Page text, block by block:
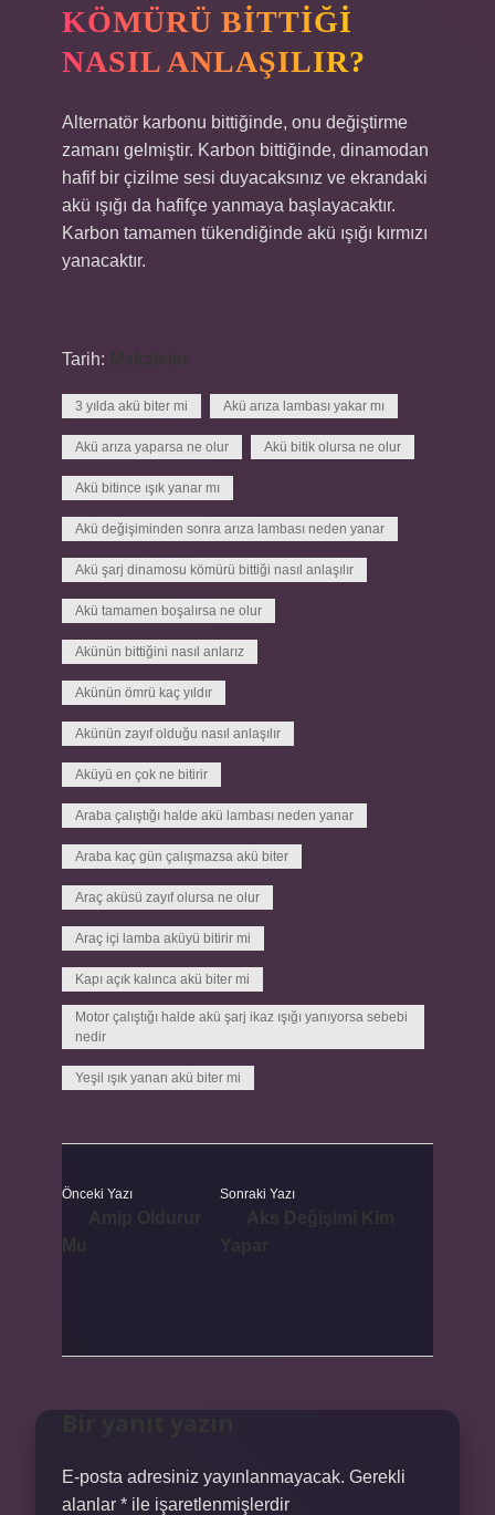
KÖMÜRÜ BITTIĞI
NASIL ANLAŞILIR?
Alternatör karbonu bittiğinde, onu değiştirme
zamanı gelmiştir. Karbon bittiğinde, dinamodan
hafif bir çizilme sesi duyacaksınız ve ekrandaki
akü ışığı da hafifçe yanmaya başlayacaktır.
Karbon tamamen tükendiğinde akü ışığı kırmızı
yanacaktır.
Tarih:
3 yılda akü biter mi Akü arıza lambası yakar mı
Akü arıza yaparsa ne olur Akü bitik olursa ne olur
Akü bitince ışık yanar mı
Akü değişiminden sonra arıza lambası neden yanar
Akü şarj dinamosu kömürü bittiği nasıl anlaşılır
Akü tamamen boşalırsa ne olur
Akünün bittiğini nasıl anlarız
Akünün ömrü kaç yıldır
Akünün zayıf olduğu nasıl anlaşılır
Aküyü en çok ne bitirir
Araba çalıştığı halde akü lambası neden yanar
Araba kaç gün çalışmazsa akü biter
Araç aküsü zayıf olursa ne olur
Araç içi lamba aküyü bitirir mi
Kapı açık kalınca akü biter mi
Motor çalıştığı halde akü şarj ikaz ışığı yanıyorsa sebebi
nedir
Yeşil ışık yanan akü biter mi
Önceki Yazı Sonraki Yazı
E-posta adresiniz yayınlanmayacak. Gerekli
alanlar * ile işaretlenmişlerdir